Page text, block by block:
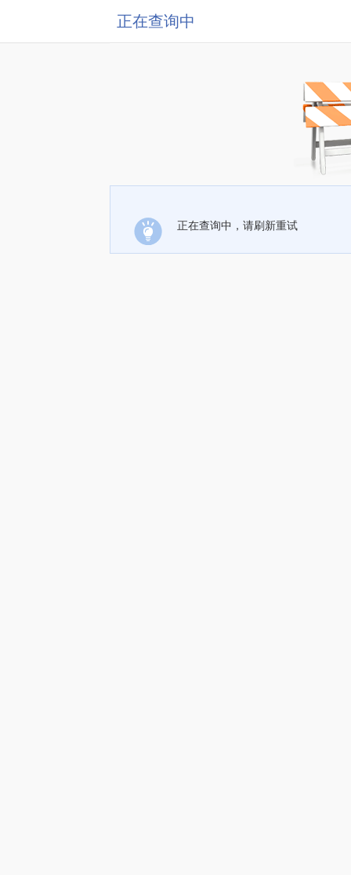
正在查询中
正在查询中，请刷新重试